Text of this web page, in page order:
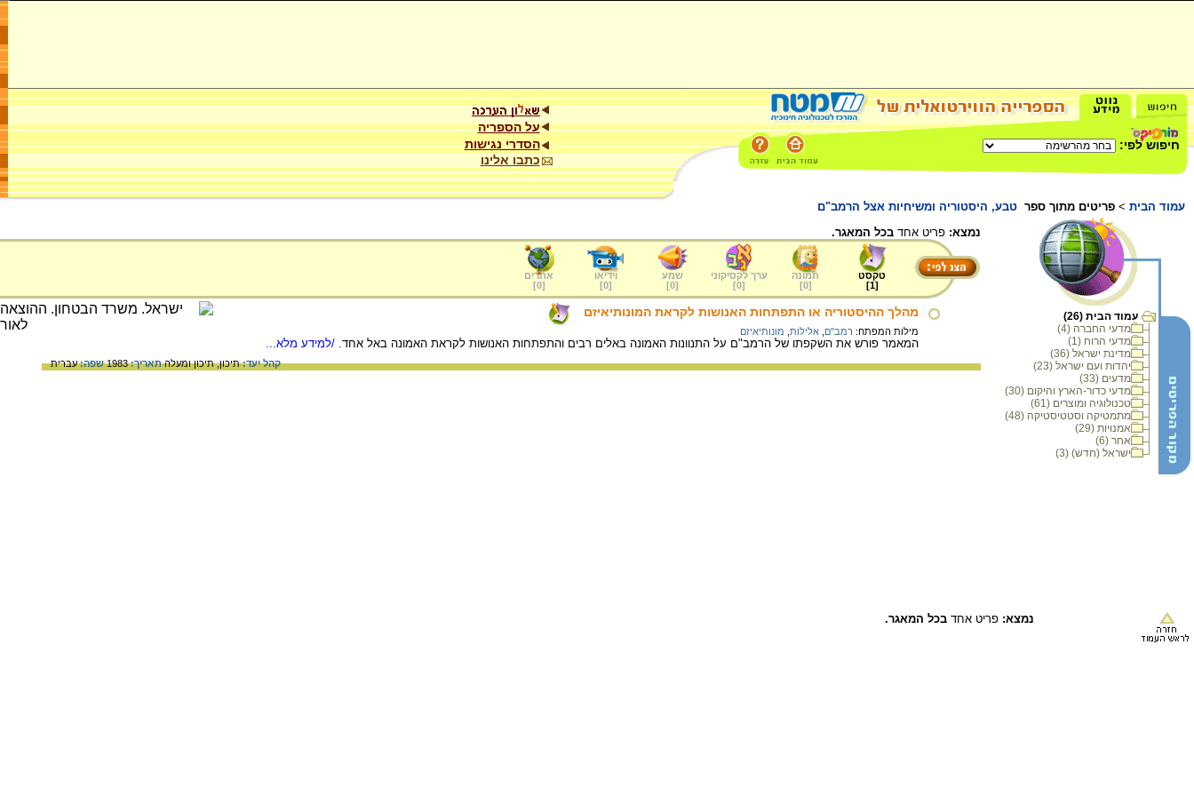
חיפוש לפי:
על הספריה
הסדרי נגישות
כתבו אלינו
עמוד הבית > פריטים מתוך ספר טבע, היסטוריה ומשיחיות אצל הרמב"ם
עמוד הבית (26)
מדעי החברה (4)
מדעי הרוח (1)
מדינת ישראל (36)
יהדות ועם ישראל (23)
מדעים (33)
מדעי כדור-הארץ והיקום (30)
טכנולוגיה ומוצרים (61)
מתמטיקה וסטטיסטיקה (48)
אמנויות (29)
אחר (6)
ישראל (חדש) (3)
נמצא: פריט אחד בכל המאגר.
טקסט
[
1
]
תמונה
[
0
]
ערך לקסיקוני
[
0
]
שמע
[
0
]
וידיאו
[
0
]
אתרים
[
0
]
מהלך ההיסטוריה או התפתחות האנושות לקראת המונותיאיזם
מילות המפתח: רמב"ם אלילות מונותיאיזם
המאמר פורש את השקפתו של הרמב"ם על התנוונות האמונה באלים רבים והתפתחות האנושות לקראת האמונה באל אחד. /למידע מלא...
קהל יעד:תיכון,תיכון ומעלהתאריך:1983 שפה:עברית
נמצא: פריט אחד בכל המאגר.